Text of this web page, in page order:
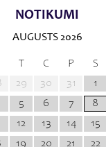
NOTIKUMI
AUGUSTS 2026
T C P S
29 30 31 1
5 6 7 8
12 13 14 15
19 20 21 22